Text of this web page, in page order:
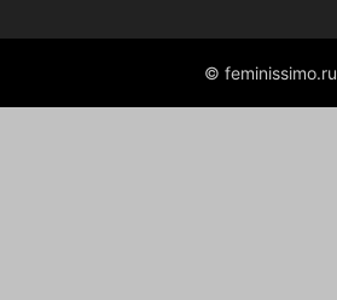
© feminissimo.ru